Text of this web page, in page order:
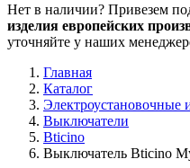
Нет в наличии? Привезем
изделия европейских
уточняйте у наших
Главная
Каталог
Электроустановочные
Выключатели
Bticino
Выключатель Bticino